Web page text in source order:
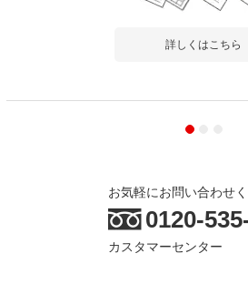
詳しくはこちら
お気軽にお問い合わせく
0120-
カスタマーセンター